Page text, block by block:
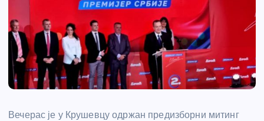
Вечерас је у Крушевцу одржан предизборни митинг